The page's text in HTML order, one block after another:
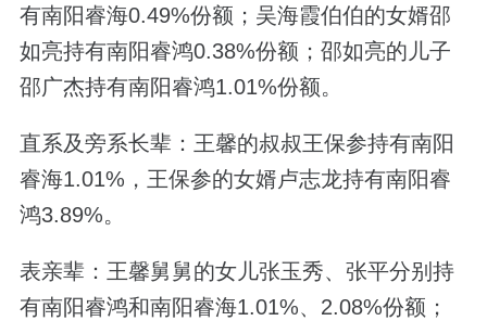
有南阳睿海0.49%份额；吴海霞伯伯的女婿邵
如亮持有南阳睿鸿0.38%份额；邵如亮的儿子
邵广杰持有南阳睿鸿1.01%份额。
直系及旁系长辈：王馨的叔叔王保参持有南阳
睿海1.01%，王保参的女婿卢志龙持有南阳睿
鸿3.89%。
表亲辈：王馨舅舅的女儿张玉秀、张平分别持
有南阳睿鸿和南阳睿海1.01%、2.08%份额；